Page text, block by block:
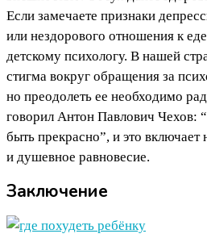
Если замечаете признаки
или нездорового отношения к
детскому психологу. В нашей
стигма вокруг обращения за
но преодолеть ее необходимо
говорил Антон Павлович Чехов:
быть прекрасно”, и это включает
и душевное равновесие.
Заключение